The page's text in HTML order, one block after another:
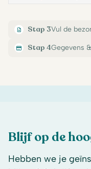
Stap 3Vul de
Stap 4Gegevens
Blijf op de
Hebben we je